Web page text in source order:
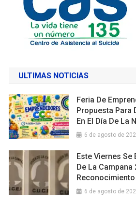
ULTIMAS NOTICIAS
Feria De
Propuesta Para
En El Día De La
6 de agosto de
Este Viernes Se
De La Campana
Reconocimiento
6 de agosto de